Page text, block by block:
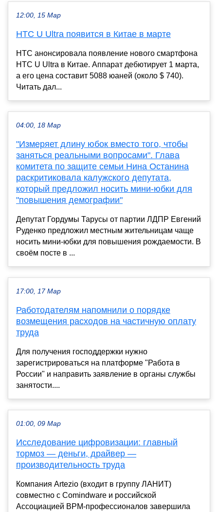
12:00, 15 Мар
HTC U Ultra появится в Китае в марте
HTC анонсировала появление нового смартфона
HTC U Ultra в Китае. Аппарат дебютирует 1 марта,
а его цена составит 5088 юаней (около $ 740).
Читать дал...
04:00, 18 Мар
"Измеряет длину юбок вместо того, чтобы
заняться реальными вопросами". Глава
комитета по защите семьи Нина Останина
раскритиковала калужского депутата,
который предложил носить мини-юбки для
"повышения демографии"
Депутат Гордумы Тарусы от партии ЛДПР Евгений
Руденко предложил местным жительницам чаще
носить мини-юбки для повышения рождаемости. В
своём посте в ...
17:00, 17 Мар
Работодателям напомнили о порядке
возмещения расходов на частичную оплату
труда
Для получения господдержки нужно
зарегистрироваться на платформе "Работа в
России" и направить заявление в органы службы
занятости....
01:00, 09 Мар
Исследование цифровизации: главный
тормоз — деньги, драйвер —
производительность труда
Компания Artezio (входит в группу ЛАНИТ)
совместно с Comindware и российской
Ассоциацией BPM-профессионалов завершила